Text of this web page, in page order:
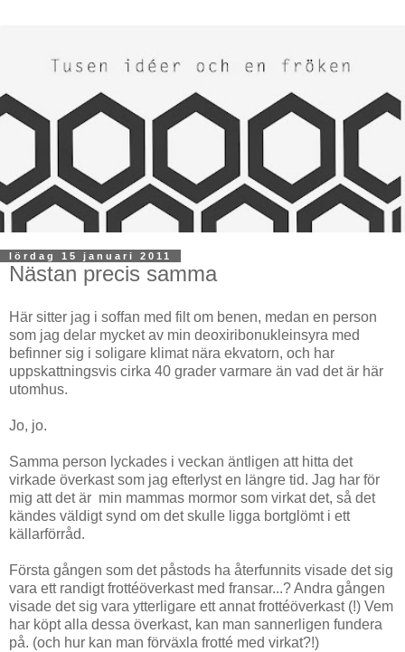
lördag 15 januari 2011
Nästan precis samma
Här sitter jag i soffan med filt om benen, medan en person
som jag delar mycket av min deoxiribonukleinsyra med
befinner sig i soligare klimat nära ekvatorn, och har
uppskattningsvis cirka 40 grader varmare än vad det är här
utomhus.
Jo, jo.
Samma person lyckades i veckan äntligen att hitta det
virkade överkast som jag efterlyst en längre tid. Jag har för
mig att det är min mammas mormor som virkat det, så det
kändes väldigt synd om det skulle ligga bortglömt i ett
källarförråd.
Första gången som det påstods ha återfunnits visade det sig
vara ett randigt frottéöverkast med fransar...? Andra gången
visade det sig vara ytterligare ett annat frottéöverkast (!) Vem
har köpt alla dessa överkast, kan man sannerligen fundera
på. (och hur kan man förväxla frotté med virkat?!)